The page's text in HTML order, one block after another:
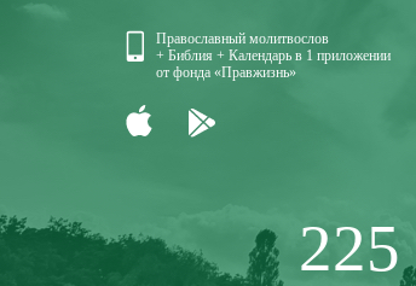
Православный молитвослов
+ Библия + Календарь в 1 приложении
от фонда «Правжизнь»
225